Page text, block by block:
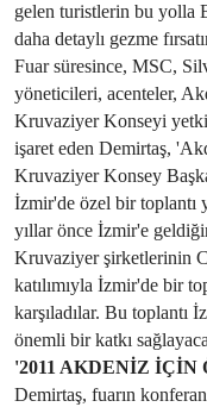
gelen turistlerin bu yolla
daha detaylı gezme
Fuar süresince, MSC,
yöneticileri, acenteler,
Kruvaziyer Konseyi
işaret eden Demirtaş,
Kruvaziyer Konsey
İzmir'de özel bir toplantı
yıllar önce İzmir'e
Kruvaziyer şirketlerinin
katılımıyla İzmir'de bir
karşıladılar. Bu
önemli bir katkı
'2011 AKDENİZ
Demirtaş, fuarın